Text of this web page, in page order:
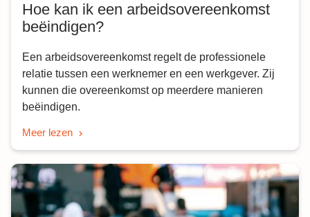
Hoe kan ik een arbeidsovereenkomst
beëindigen?
Een arbeidsovereenkomst regelt de professionele
relatie tussen een werknemer en een werkgever. Zij
kunnen die overeenkomst op meerdere manieren
beëindigen.
Meer lezen